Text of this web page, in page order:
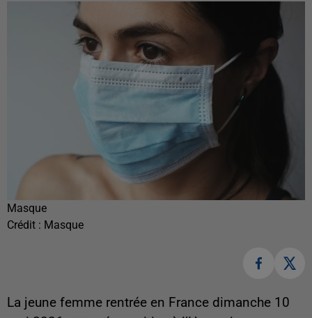
Masque
Crédit : Masque
La jeune femme rentrée en France dimanche 10